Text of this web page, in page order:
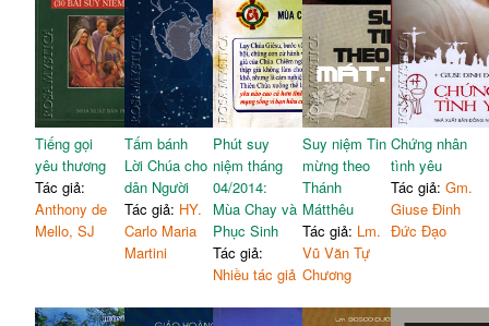
Tiếng gọi
yêu thương
Tác giả:
Anthony de
Mello, SJ
Tấm bánh
Lời Chúa cho
dân Người
Tác giả: HY.
Carlo Maria
Martini
Phút suy
niệm tháng
04/2014:
Mùa Chay và
Phục Sinh
Tác giả:
Nhiều tác giả
Suy niệm Tin
mừng theo
Thánh
Mátthêu
Tác giả: Lm.
Vũ Văn Tự
Chương
Chứng nhân
tình yêu
Tác giả:Gm.
Giuse Đinh
Đức Đạo